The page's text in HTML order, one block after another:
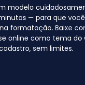
modelo
— para que
formatação. Baixe
online como tema do
sem limites.